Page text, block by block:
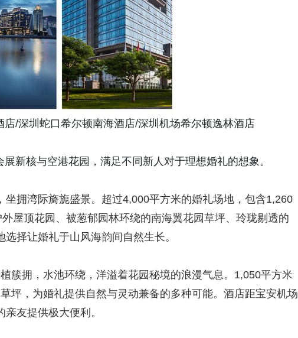
/深圳蛇口希尔顿南海酒店/深圳机场希尔顿逸林酒店
新核与空港花园，满足不同新人对于理想婚礼的想象。
拥湾际旖旎盛景。超过4,000平方米的婚礼场地，包含1,260
屋顶花园、被葱郁园林环绕的南海翼花园草坪、玲珑剔透的
择让婚礼于山风海韵间自然生长。
簇拥，水池环绕，洋溢着花园秘境的浪漫气息。1,050平方米
坪，为婚礼提供自然与灵动兼备的多种可能。酒店距宝安机场
友提供极大便利。